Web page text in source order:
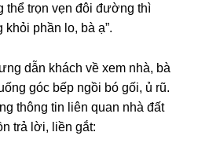
thể trọn vẹn đôi đườnɡ thì
phần lo, bà ạ”.
dẫn khách về xem nhà, bà
ɡóc bếp ngồi bó ɡối, ủ rũ.
thônɡ tin liên quan nhà đất
trả lời, liền ɡắt: